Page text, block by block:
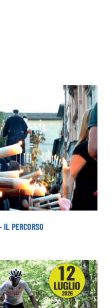
– IL PERCORSO